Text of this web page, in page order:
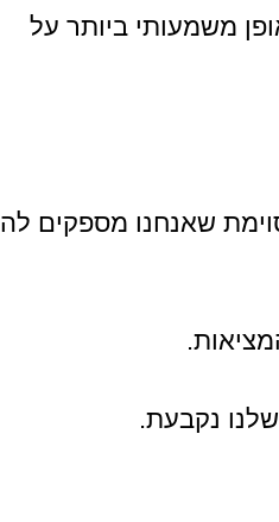
משמעותי ביותר על
שאנחנו מספקים לה
נקבעת.